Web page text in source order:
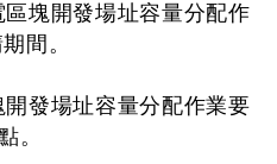
塊開發場址容量分配作
間。
發場址容量分配作業要
。